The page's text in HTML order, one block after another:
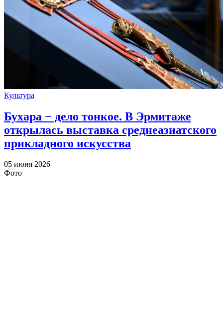
Культура
Бухара − дело тонкое. В Эрмитаже
открылась выставка среднеазиатского
прикладного искусства
05 июня 2026
Фото